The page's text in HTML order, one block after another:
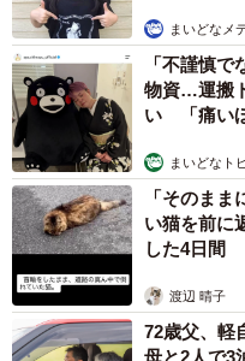
目をつけられても怖いの
緒だったんですが、終始
次回同様のことが起こっ
変えてもらいます」と
てもらっても逆ギレとか
神に祟りなしです」と言
何気なくとった行動でも
れません。公共の場での
考えてみたいものですね
まいどなメ
「不謹慎
物資…運搬
い 「痛い
まいどなト
「そのま
い猫を前
した4日間
渡辺 晴子
72歳父、軽
母と2人で3